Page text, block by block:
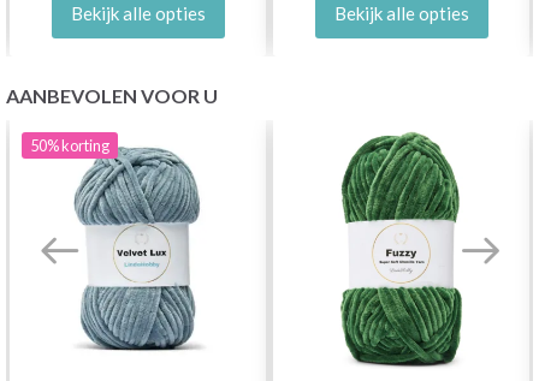
Bekijk alle opties Bekijk alle opties
AANBEVOLEN VOOR U
50%korting